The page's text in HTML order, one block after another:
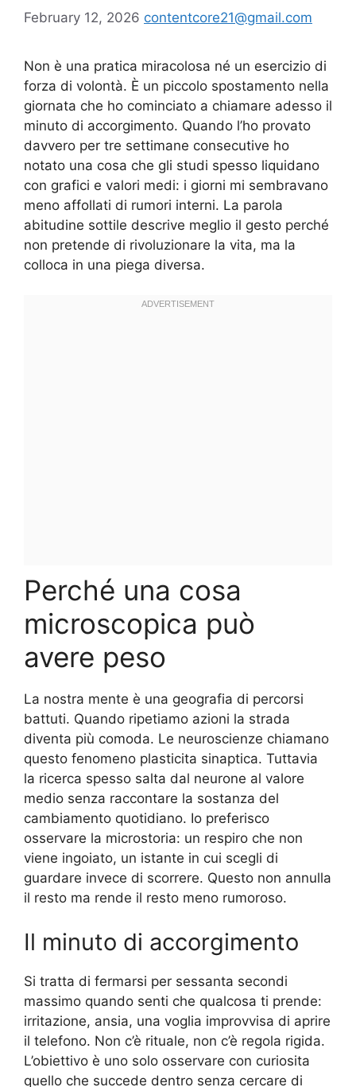
February 12, 2026 contentcore21@gmail.com
Non è una pratica miracolosa né un esercizio di
forza di volontà. È un piccolo spostamento nella
giornata che ho cominciato a chiamare adesso il
minuto di accorgimento. Quando l’ho provato
davvero per tre settimane consecutive ho
notato una cosa che gli studi spesso liquidano
con grafici e valori medi: i giorni mi sembravano
meno affollati di rumori interni. La parola
abitudine sottile descrive meglio il gesto perché
non pretende di rivoluzionare la vita, ma la
colloca in una piega diversa.
Perché una cosa
microscopica può
avere peso
La nostra mente è una geografia di percorsi
battuti. Quando ripetiamo azioni la strada
diventa più comoda. Le neuroscienze chiamano
questo fenomeno plasticita sinaptica. Tuttavia
la ricerca spesso salta dal neurone al valore
medio senza raccontare la sostanza del
cambiamento quotidiano. Io preferisco
osservare la microstoria: un respiro che non
viene ingoiato, un istante in cui scegli di
guardare invece di scorrere. Questo non annulla
il resto ma rende il resto meno rumoroso.
Il minuto di accorgimento
Si tratta di fermarsi per sessanta secondi
massimo quando senti che qualcosa ti prende:
irritazione, ansia, una voglia improvvisa di aprire
il telefono. Non c’è rituale, non c’è regola rigida.
L’obiettivo è uno solo osservare con curiosita
quello che succede dentro senza cercare di